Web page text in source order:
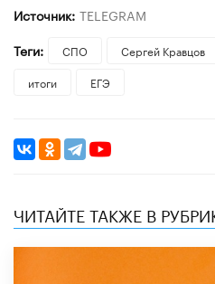
Источник: TELEGRAM
Теги:
СПО Сергей Кравцов
итоги
ЕГЭ
ЧИТАЙТЕ ТАКЖЕ В